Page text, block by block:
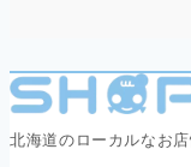
北海道のローカルなお